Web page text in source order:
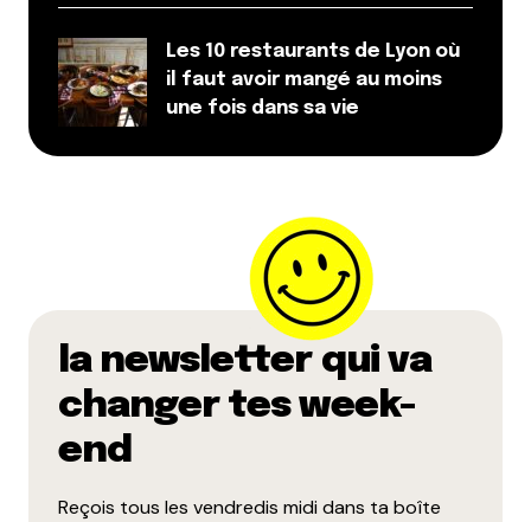
Les 10 restaurants de Lyon où
il faut avoir mangé au moins
une fois dans sa vie
la newsletter qui va
changer tes week-
end
Reçois tous les vendredis midi dans ta boîte